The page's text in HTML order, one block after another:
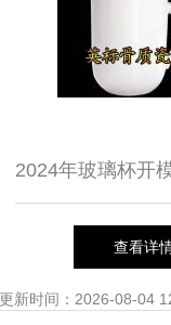
2024年玻璃杯开
采购全攻略 选对
透明，助力日
查看详
更新时间：2026-08-04